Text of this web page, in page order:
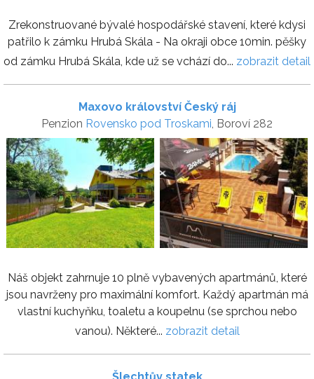
Zrekonstruované bývalé hospodářské stavení, které kdysi
patřilo k zámku Hrubá Skála - Na okraji obce 10min. pěšky
od zámku Hrubá Skála, kde už se vchází do... zobrazit detail
Maxovo království Český ráj
Penzion Rovensko pod Troskami, Boroví 282
Náš objekt zahrnuje 10 plně vybavených apartmánů, které
jsou navrženy pro maximální komfort. Každý apartmán má
vlastní kuchyňku, toaletu a koupelnu (se sprchou nebo
vanou). Některé... zobrazit detail
Šlechtův statek